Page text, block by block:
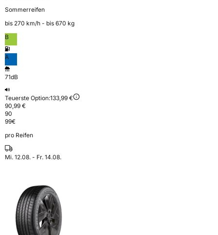
Sommerreifen
bis 270 km⁠/⁠h - bis 670 kg
B
A
71dB
Teuerste Option:133,99 €
90,99 €
90
99€
pro Reifen
Mi. 12.08. - Fr. 14.08.